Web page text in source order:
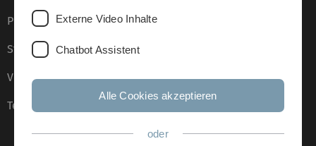
Presse
Stellenangebote
Veranstaltungskalender
Telefonverzeichnis
Externe Video Inhalte
Chatbot Assistent
Alle Cookies akzeptieren
oder